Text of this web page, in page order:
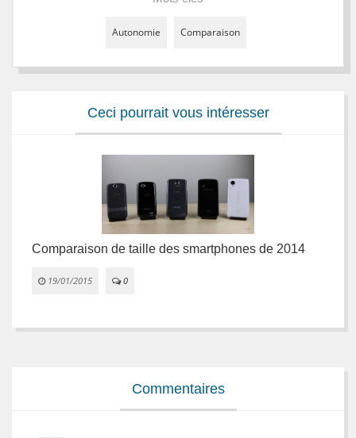
Autonomie Comparaison
Ceci pourrait vous intéresser
Comparaison de taille des smartphones de 2014
19/01/2015 0
Commentaires